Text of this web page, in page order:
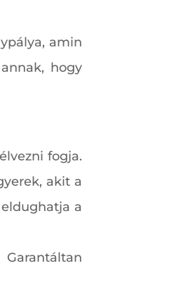
amin
hogy
fogja.
akit a
a